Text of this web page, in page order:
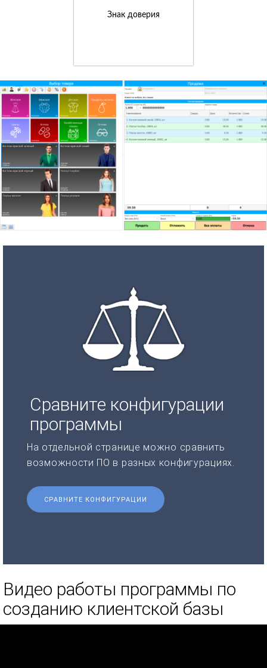
Знак доверия
Сравните конфигурации
программы
На отдельной странице можно сравнить
возможности ПО в разных конфигурациях.
СРАВНИТЕ КОНФИГУРАЦИИ
Видео работы программы по
созданию клиентской базы